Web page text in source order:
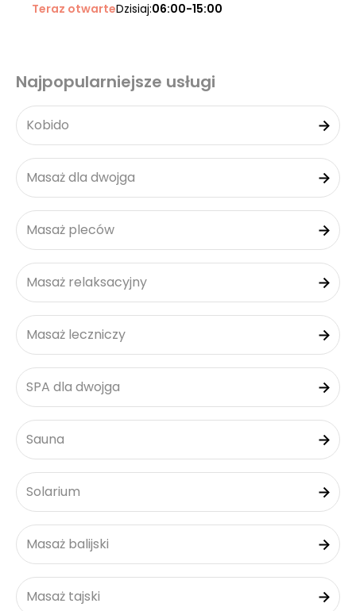
Teraz otwarteDzisiaj:06:00-15:00
Najpopularniejsze usługi
Kobido
Masaż dla dwojga
Masaż pleców
Masaż relaksacyjny
Masaż leczniczy
SPA dla dwojga
Sauna
Solarium
Masaż balijski
Masaż tajski